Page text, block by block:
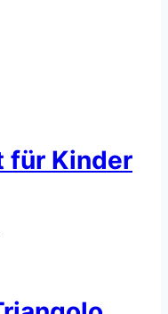
für Kinder